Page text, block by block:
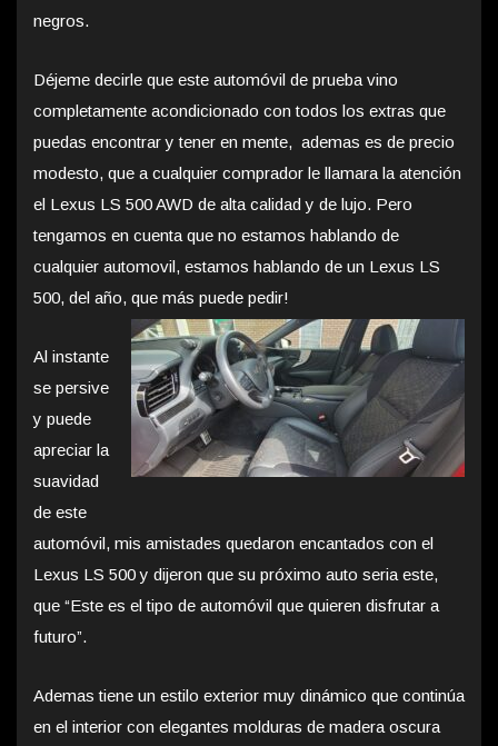
negros.
Déjeme decirle que este automóvil de prueba vino
completamente acondicionado con todos los extras que
puedas encontrar y tener en mente, ademas es de precio
modesto, que a cualquier comprador le llamara la atención
el Lexus LS 500 AWD de alta calidad y de lujo. Pero
tengamos en cuenta que no estamos hablando de
cualquier automovil, estamos hablando de un Lexus LS
500, del año, que más puede pedir!
Al instante
se persive
y puede
apreciar la
suavidad
de este
automóvil, mis amistades quedaron encantados con el
Lexus LS 500 y dijeron que su próximo auto seria este,
que “Este es el tipo de automóvil que quieren disfrutar a
futuro”.
Ademas tiene un estilo exterior muy dinámico que continúa
en el interior con elegantes molduras de madera oscura